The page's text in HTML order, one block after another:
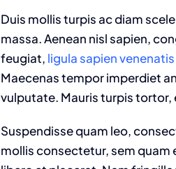
Duis mollis turpis ac diam
massa. Aenean nisl sapien,
feugiat, ligula sapien
Maecenas tempor imperdiet
vulputate. Mauris turpis
Suspendisse quam leo,
mollis consectetur, sem quam